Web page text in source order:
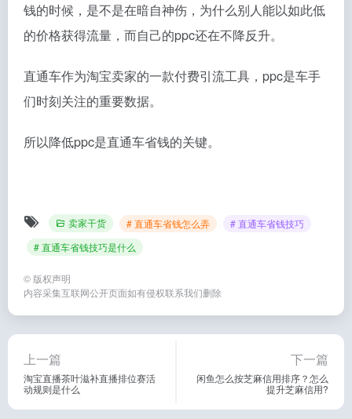
钱的时候，是不是在暗自神伤，为什么别人能以如此低
的价格获得流量，而自己的ppc还在不降反升。
直通车作为淘宝卖家的一款付费引流工具，ppc是车手
们时刻关注的重要数据。
所以降低ppc是直通车省钱的关键。
卖家干货 # 直通车省钱怎么弄
# 直通车省钱技巧
# 直通车省钱技巧是什么
© 版权声明
内容采集互联网公开页面如有侵权联系我们删除
上一篇
淘宝直播茶叶滋补直播排位赛活
动规则是什么
下一篇
闲鱼怎么按芝麻信用排序？怎么
提升芝麻信用?